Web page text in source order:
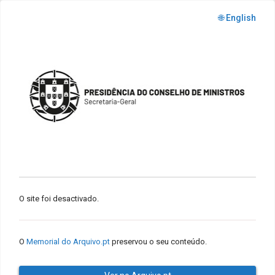
🌐 English
O site foi desactivado.
O Memorial do Arquivo.pt preservou o seu conteúdo.